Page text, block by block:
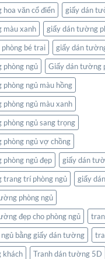
văn cổ điển
giấy dán
màu xanh
giấy dán tường
bé trai
giấy dán
ngủ
Giấy dán tường
ngủ màu hồng
ngủ màu xanh
ngủ sang trọng
ngủ vợ chồng
ngủ đẹp
giấy dán
trang trí phòng ngủ
giấy
phòng ngủ
đẹp cho phòng ngủ
bằng giấy dán tường
khách
Tranh dán tường 5D